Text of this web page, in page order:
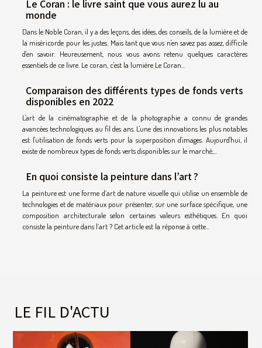
Le Coran : le livre saint que vous aurez lu au
monde
Dans le Noble Coran, il y a des leçons, des idées, des conseils, de la lumière et de
la miséricorde pour les justes. Mais tant que vous n'en savez pas assez, difficile
d'en savoir. Heureusement, nous vous avons retenu quelques caractères
essentiels de ce livre. Le coran, c'est la lumière Le Coran...
Comparaison des différents types de fonds verts
disponibles en 2022
L'art de la cinématographie et de la photographie a connu de grandes
avancées technologiques au fil des ans. L'une des innovations les plus notables
est l'utilisation de fonds verts pour la superposition d'images. Aujourd'hui, il
existe de nombreux types de fonds verts disponibles sur le marché,...
En quoi consiste la peinture dans l’art ?
La peinture est une forme d’art de nature visuelle qui utilise un ensemble de
technologies et de matériaux pour présenter, sur une surface spécifique, une
composition architecturale selon certaines valeurs esthétiques. En quoi
consiste la peinture dans l’art ? Cet article est la réponse à cette...
LE FIL D'ACTU